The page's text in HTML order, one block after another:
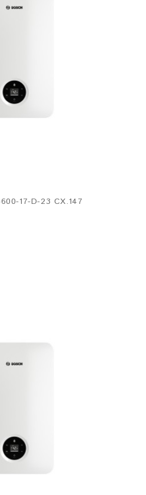
17-D-23 CX.147